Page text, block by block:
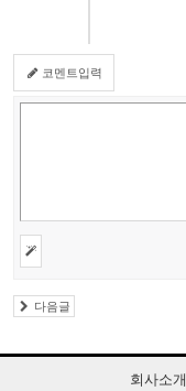
코멘트입력
다음글
회사소개